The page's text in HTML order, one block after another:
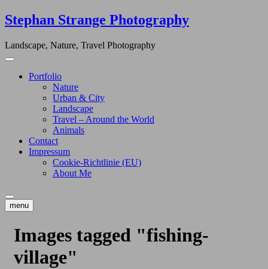
Skip
to
Stephan Strange Photography
Landscape, Nature, Travel Photography
Portfolio
Nature
Urban & City
Landscape
Travel – Around the World
Animals
Contact
Impressum
Cookie-Richtlinie (EU)
About Me
menu
Images tagged "fishing-
village"